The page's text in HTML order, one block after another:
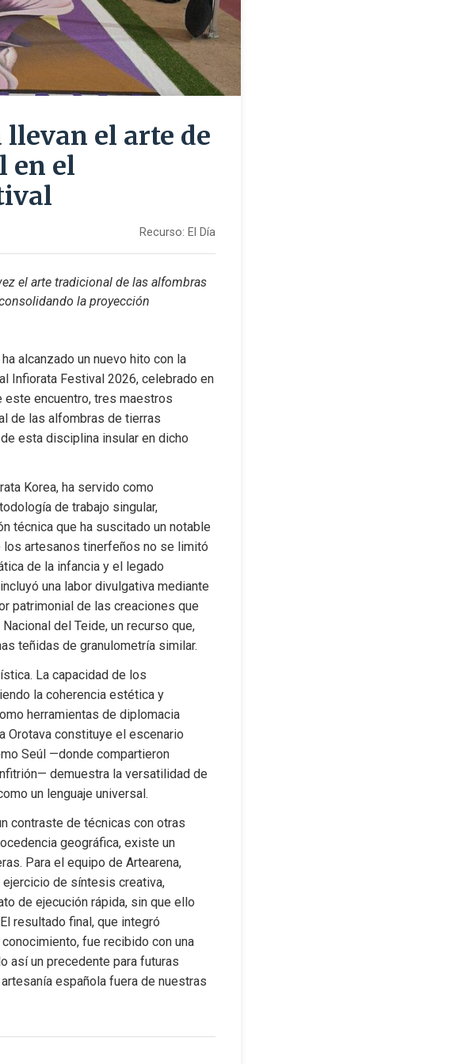
el arte de
en el
Recurso: El Día
el arte tradicional de las alfombras
la proyección
alcanzado un nuevo hito con la
Infiorata Festival 2026, celebrado en
este encuentro, tres maestros
de las alfombras de tierras
esta disciplina insular en dicho
Korea, ha servido como
de trabajo singular,
técnica que ha suscitado un notable
artesanos tinerfeños no se limitó
de la infancia y el legado
una labor divulgativa mediante
patrimonial de las creaciones que
del Teide, un recurso que,
teñidas de granulometría similar.
La capacidad de los
la coherencia estética y
herramientas de diplomacia
Orotava constituye el escenario
Seúl —donde compartieron
demuestra la versatilidad de
un lenguaje universal.
contraste de técnicas con otras
geográfica, existe un
Para el equipo de Artearena,
de síntesis creativa,
de ejecución rápida, sin que ello
resultado final, que integró
fue recibido con una
así un precedente para futuras
española fuera de nuestras